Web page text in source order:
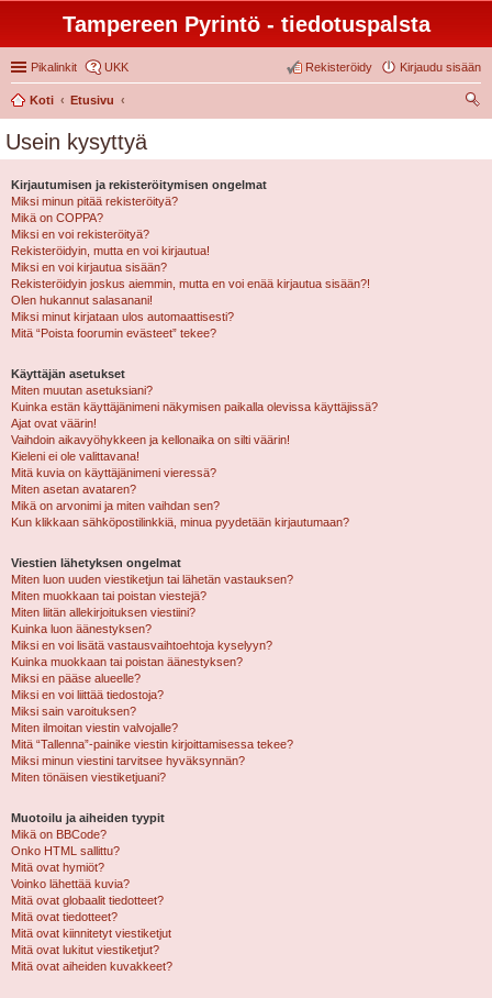
Tampereen Pyrintö - tiedotuspalsta
Pikalinkit UKK Kirjaudu sisään
Rekisteröidy
Koti
Etusivu
Usein kysyttyä
Kirjautumisen ja rekisteröitymisen ongelmat
Miksi minun pitää rekisteröityä?
Mikä on COPPA?
Miksi en voi rekisteröityä?
Rekisteröidyin, mutta en voi kirjautua!
Miksi en voi kirjautua sisään?
Rekisteröidyin joskus aiemmin, mutta en voi enää kirjautua sisään?!
Olen hukannut salasanani!
Miksi minut kirjataan ulos automaattisesti?
Mitä “Poista foorumin evästeet” tekee?
Käyttäjän asetukset
Miten muutan asetuksiani?
Kuinka estän käyttäjänimeni näkymisen paikalla olevissa käyttäjissä?
Ajat ovat väärin!
Vaihdoin aikavyöhykkeen ja kellonaika on silti väärin!
Kieleni ei ole valittavana!
Mitä kuvia on käyttäjänimeni vieressä?
Miten asetan avataren?
Mikä on arvonimi ja miten vaihdan sen?
Kun klikkaan sähköpostilinkkiä, minua pyydetään kirjautumaan?
Viestien lähetyksen ongelmat
Miten luon uuden viestiketjun tai lähetän vastauksen?
Miten muokkaan tai poistan viestejä?
Miten liitän allekirjoituksen viestiini?
Kuinka luon äänestyksen?
Miksi en voi lisätä vastausvaihtoehtoja kyselyyn?
Kuinka muokkaan tai poistan äänestyksen?
Miksi en pääse alueelle?
Miksi en voi liittää tiedostoja?
Miksi sain varoituksen?
Miten ilmoitan viestin valvojalle?
Mitä “Tallenna”-painike viestin kirjoittamisessa tekee?
Miksi minun viestini tarvitsee hyväksynnän?
Miten tönäisen viestiketjuani?
Muotoilu ja aiheiden tyypit
Mikä on BBCode?
Onko HTML sallittu?
Mitä ovat hymiöt?
Voinko lähettää kuvia?
Mitä ovat globaalit tiedotteet?
Mitä ovat tiedotteet?
Mitä ovat kiinnitetyt viestiketjut
Mitä ovat lukitut viestiketjut?
Mitä ovat aiheiden kuvakkeet?